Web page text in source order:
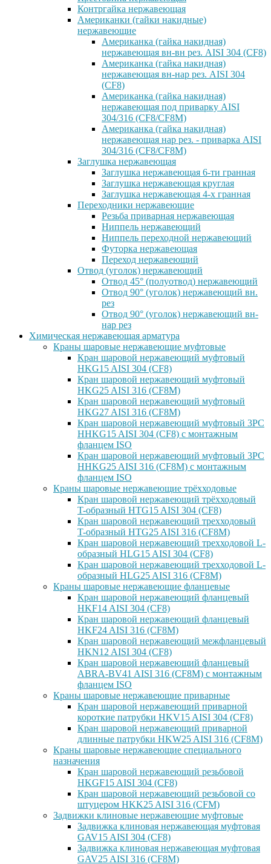
Контргайка нержавеющая
Американки (гайки накидные)
нержавеющие
Американка (гайка накидная)
нержавеющая вн-вн рез. AISI 304 (CF8)
Американка (гайка накидная)
нержавеющая вн-нар рез. AISI 304
(CF8)
Американка (гайка накидная)
нержавеющая под приварку AISI
304/316 (CF8/CF8M)
Американка (гайка накидная)
нержавеющая нар рез. - приварка AISI
304/316 (CF8/CF8M)
Заглушка нержавеющая
Заглушка нержавеющая 6-ти гранная
Заглушка нержавеющая круглая
Заглушка нержавеющая 4-х гранная
Переходники нержавеющие
Резьба приварная нержавеющая
Ниппель нержавеющий
Ниппель переходной нержавеющий
Футорка нержавеющая
Переход нержавеющий
Отвод (уголок) нержавеющий
Отвод 45° (полуотвод) нержавеющий
Отвод 90° (уголок) нержавеющий вн.
рез
Отвод 90° (уголок) нержавеющий вн-
нар рез
Химическая нержавеющая арматура
Краны шаровые нержавеющие муфтовые
Кран шаровой нержавеющий муфтовый
HKG15 AISI 304 (CF8)
Кран шаровой нержавеющий муфтовый
HKG25 AISI 316 (CF8M)
Кран шаровой нержавеющий муфтовый
HKG27 AISI 316 (CF8M)
Кран шаровой нержавеющий муфтовый 3PC
HHKG15 AISI 304 (CF8) с монтажным
фланцем ISO
Кран шаровой нержавеющий муфтовый 3PC
HHKG25 AISI 316 (CF8M) с монтажным
фланцем ISO
Краны шаровые нержавеющие трёхходовые
Кран шаровой нержавеющий трёхходовый
T-образный HTG15 AISI 304 (CF8)
Кран шаровой нержавеющий трехходовый
T-образный HTG25 AISI 316 (CF8M)
Кран шаровой нержавеющий трехходовой L-
образный HLG15 AISI 304 (CF8)
Кран шаровой нержавеющий трехходовой L-
образный HLG25 AISI 316 (CF8M)
Краны шаровые нержавеющие фланцевые
Кран шаровой нержавеющий фланцевый
HKF14 AISI 304 (CF8)
Кран шаровой нержавеющий фланцевый
HKF24 AISI 316 (CF8M)
Кран шаровой нержавеющий межфланцевый
HKN12 AISI 304 (CF8)
Кран шаровой нержавеющий фланцевый
ABRA-BV41 AISI 316 (CF8M) с монтажным
фланцем ISO
Краны шаровые нержавеющие приварные
Кран шаровой нержавеющий приварной
короткие патрубки HKV15 AISI 304 (CF8)
Кран шаровой нержавеющий приварной
длинные патрубки HKW25 AISI 316 (CF8M)
Краны шаровые нержавеющие специального
назначения
Кран шаровой нержавеющий резьбовой
HKGF15 AISI 304 (CF8)
Кран шаровой нержавеющий резьбовой со
штуцером HKK25 AISI 316 (CFM)
Задвижки клиновые нержавеющие муфтовые
Задвижка клиновая нержавеющая муфтовая
GAV15 AISI 304 (CF8)
Задвижка клиновая нержавеющая муфтовая
GAV25 AISI 316 (CF8M)